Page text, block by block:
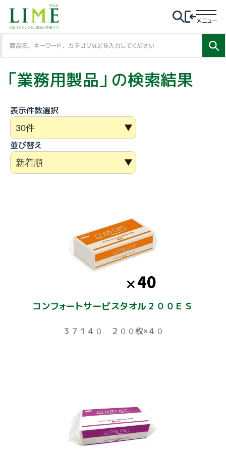
メニュー
「業務用製品」の検索結果
表示件数選択
並び替え
コンフォートサービスタオル２００ＥＳ
３７１４０ ２００枚×４０